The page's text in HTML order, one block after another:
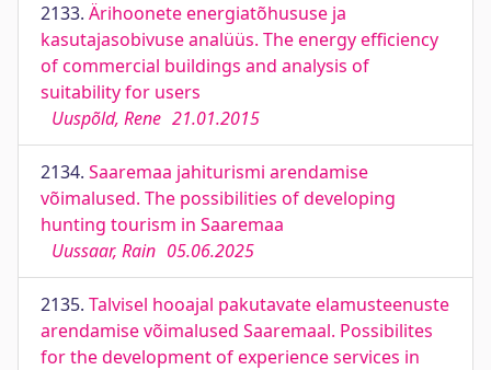
2133. Ärihoonete energiatõhususe ja
kasutajasobivuse analüüs. The energy efficiency
of commercial buildings and analysis of
suitability for users
Uuspõld, Rene 21.01.2015
2134. Saaremaa jahiturismi arendamise
võimalused. The possibilities of developing
hunting tourism in Saaremaa
Uussaar, Rain 05.06.2025
2135. Talvisel hooajal pakutavate elamusteenuste
arendamise võimalused Saaremaal. Possibilites
for the development of experience services in